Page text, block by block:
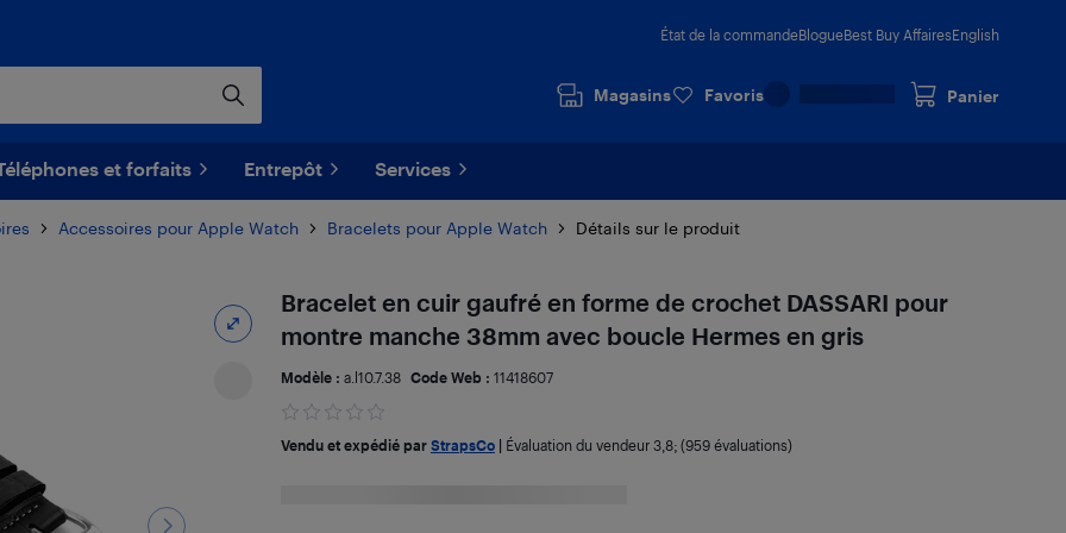
État de la commandeBlogueBest Buy AffairesEnglish
Magasins Favoris Panier
et forfaits Entrepôt Services
Accessoires pour Apple Watch Bracelets pour Apple Watch Détails sur le produit
Bracelet en cuir gaufré en forme de crochet DASSARI pour
montre manche 38mm avec boucle Hermes en gris
Modèle : a.l10.7.38 Code Web : 11418607
Vendu et expédié par StrapsCo| Évaluation du vendeur 3,8; (959 évaluations)